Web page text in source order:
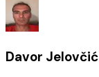
Davor Jelovčić